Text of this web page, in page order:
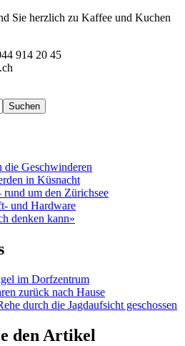
Sie herzlich zu Kaffee und Kuchen
914 20 45
Suchen
die Geschwinderen
in Küsnacht
um den Zürichsee
und Hardware
denken kann»
im Dorfzentrum
zurück nach Hause
durch die Jagdaufsicht geschossen
den Artikel